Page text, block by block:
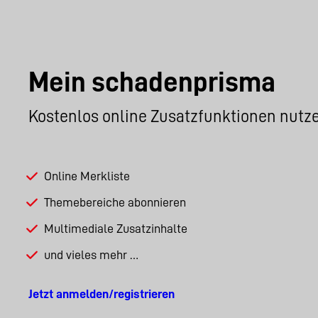
Mein schadenprisma
Kostenlos online Zusatzfunktionen
Online Merkliste
Themebereiche abonnieren
Multimediale Zusatzinhalte
und vieles mehr …
Jetzt anmelden/registrieren